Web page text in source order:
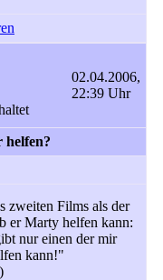
02.04.2006,
22:39 Uhr
helfen?
zweiten Films als der
er Marty helfen kann:
nur einen der mir
kann!"